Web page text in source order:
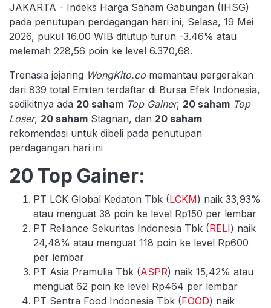
JAKARTA - Indeks Harga Saham Gabungan (IHSG)
pada penutupan perdagangan hari ini, Selasa, 19 Mei
2026, pukul 16.00 WIB ditutup turun -3.46% atau
melemah 228,56 poin ke level 6.370,68.
Trenasia jejaring WongKito.co memantau pergerakan
dari 839 total Emiten terdaftar di Bursa Efek Indonesia,
sedikitnya ada 20 saham Top Gainer, 20 saham Top
Loser, 20 saham Stagnan, dan 20 saham
rekomendasi untuk dibeli pada penutupan
perdagangan hari ini
20 Top Gainer:
PT LCK Global Kedaton Tbk (LCKM) naik 33,93%
atau menguat 38 poin ke level Rp150 per lembar
PT Reliance Sekuritas Indonesia Tbk (RELI) naik
24,48% atau menguat 118 poin ke level Rp600
per lembar
PT Asia Pramulia Tbk (ASPR) naik 15,42% atau
menguat 62 poin ke level Rp464 per lembar
PT Sentra Food Indonesia Tbk (FOOD) naik